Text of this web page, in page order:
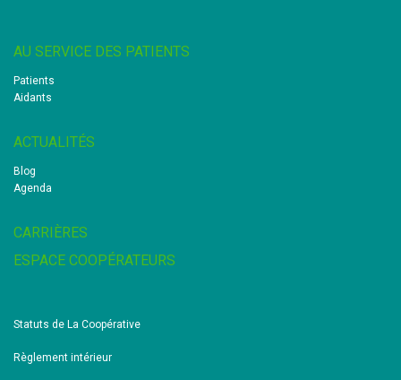
AU SERVICE DES PATIENTS
Patients
Aidants
ACTUALITÉS
Blog
Agenda
CARRIÈRES
ESPACE COOPÉRATEURS
Statuts de La Coopérative
Règlement intérieur